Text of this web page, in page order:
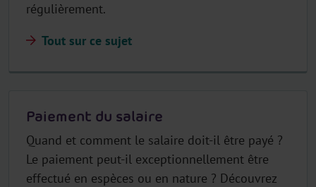
régulièrement.
Tout sur ce sujet
Paiement du salaire
Quand et comment le salaire doit-il être payé ?
Le paiement peut-il exceptionnellement être
effectué en espèces ou en nature ? Découvrez